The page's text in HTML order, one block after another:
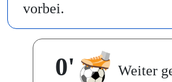
vorbei.
0' Weiter